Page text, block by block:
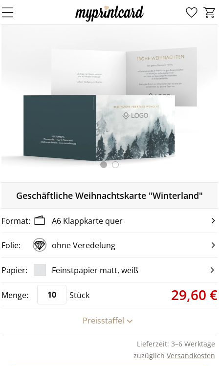
Geschäftliche Weihnachtskarte "Winterland"
A6 Klappkarte quer
ohne Veredelung
Feinstpapier matt, weiß
Stück 29,60 €
Preisstaffel
Lieferzeit: 3–6 Werktage
zuzüglich Versandkosten